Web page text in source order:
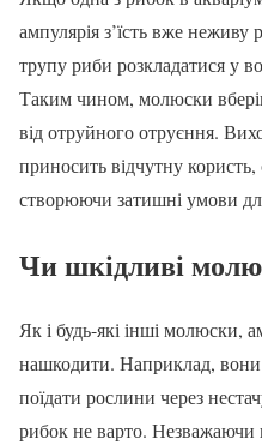
ампулярія з’їсть вже
трупу риби розкладатися у
Таким чином, молюски
від отруйного отруєння.
приносить відчутну
створюючи затишні умови
Чи шкідливі
Як і будь-які інші молюски,
нашкодити. Наприклад, вони
поїдати рослини через
рибок не варто. Незважаючи